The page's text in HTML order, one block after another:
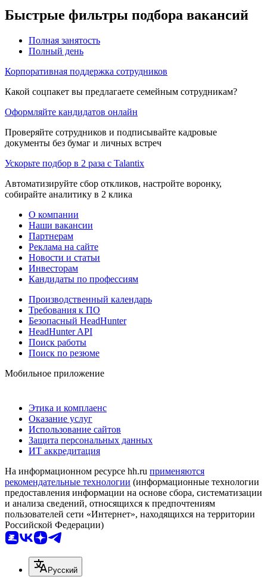
Быстрые фильтры подбора вакансий
Полная занятость
Полный день
Корпоративная поддержка сотрудников
Какой соцпакет вы предлагаете семейным сотрудникам?
Оформляйте кандидатов онлайн
Проверяйте сотрудников и подписывайте кадровые
документы без бумаг и личных встреч
Ускорьте подбор в 2 раза с Talantix
Автоматизируйте сбор откликов, настройте воронку,
собирайте аналитику в 2 клика
О компании
Наши вакансии
Партнерам
Реклама на сайте
Новости и статьи
Инвесторам
Кандидаты по профессиям
Производственный календарь
Требования к ПО
Безопасный HeadHunter
HeadHunter API
Поиск работы
Поиск по резюме
Мобильное приложение
Этика и комплаенс
Оказание услуг
Использование сайтов
Защита персональных данных
ИТ аккредитация
На информационном ресурсе hh.ru применяются
рекомендательные технологии (информационные технологии
предоставления информации на основе сбора, систематизации
и анализа сведений, относящихся к предпочтениям
пользователей сети «Интернет», находящихся на территории
Российской Федерации)
Русский